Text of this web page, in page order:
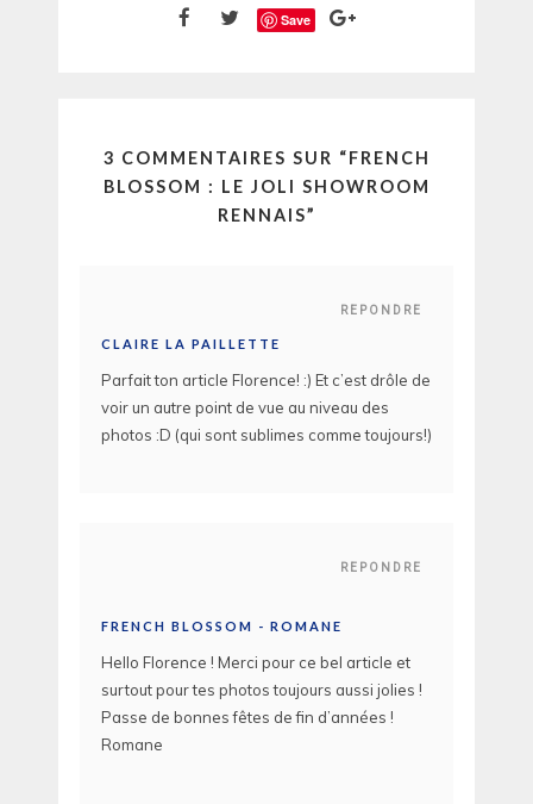
Save
3 COMMENTAIRES SUR “FRENCH
BLOSSOM : LE JOLI SHOWROOM
RENNAIS”
REPONDRE
CLAIRE LA PAILLETTE
Parfait ton article Florence! :) Et c’est drôle de
voir un autre point de vue au niveau des
photos :D (qui sont sublimes comme toujours!)
REPONDRE
FRENCH BLOSSOM - ROMANE
Hello Florence ! Merci pour ce bel article et
surtout pour tes photos toujours aussi jolies !
Passe de bonnes fêtes de fin d’années !
Romane